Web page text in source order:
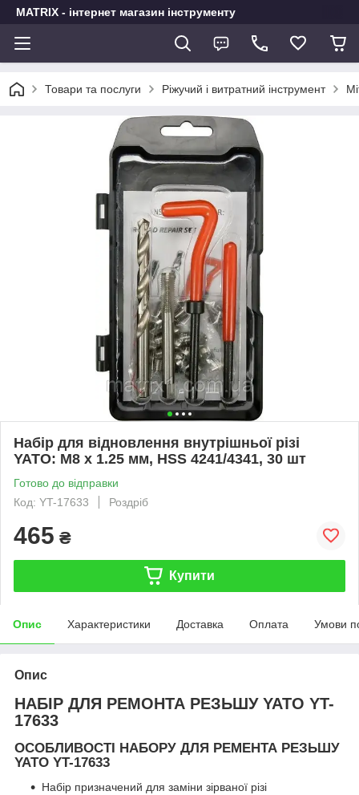
MATRIX - інтернет магазин інструменту
Товари та послуги Ріжучий і витратний інструмент
Набір для відновлення внутрішньої різі
YATO: М8 x 1.25 мм, HSS 4241/4341, 30 шт
Готово до відправки
Код: YT-17633
Роздріб
465 ₴
Купити
Опис Характеристики Доставка Оплата Умови
Опис
НАБІР ДЛЯ РЕМОНТА РЕЗЬШУ YATO YT-
17633
ОСОБЛИВОСТІ НАБОРУ ДЛЯ РЕМЕНТА РЕЗЬШУ
YATO YT-17633
Набір призначений для заміни зірваної різі